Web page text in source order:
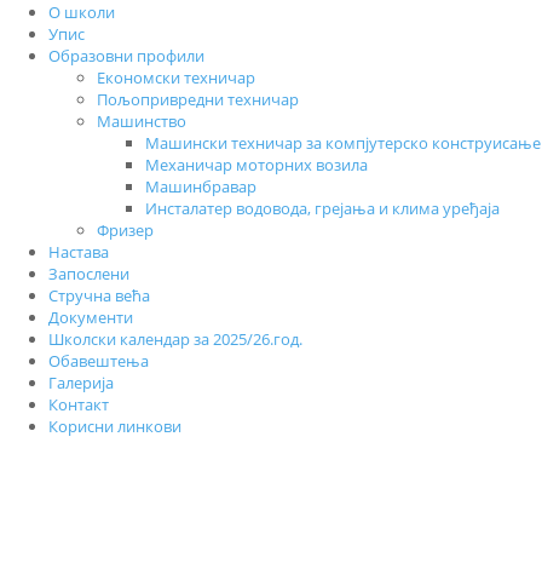
О школи
Упис
Образовни профили
Економски техничар
Пољопривредни техничар
Машинство
Машински техничар за компјутерско конструисање
Механичар моторних возила
Машинбравар
Инсталатер водовода, грејања и клима уређаја
Фризер
Настава
Запослени
Стручна већа
Документи
Школски календар за 2025/26.год.
Обавештења
Галерија
Контакт
Корисни линкови